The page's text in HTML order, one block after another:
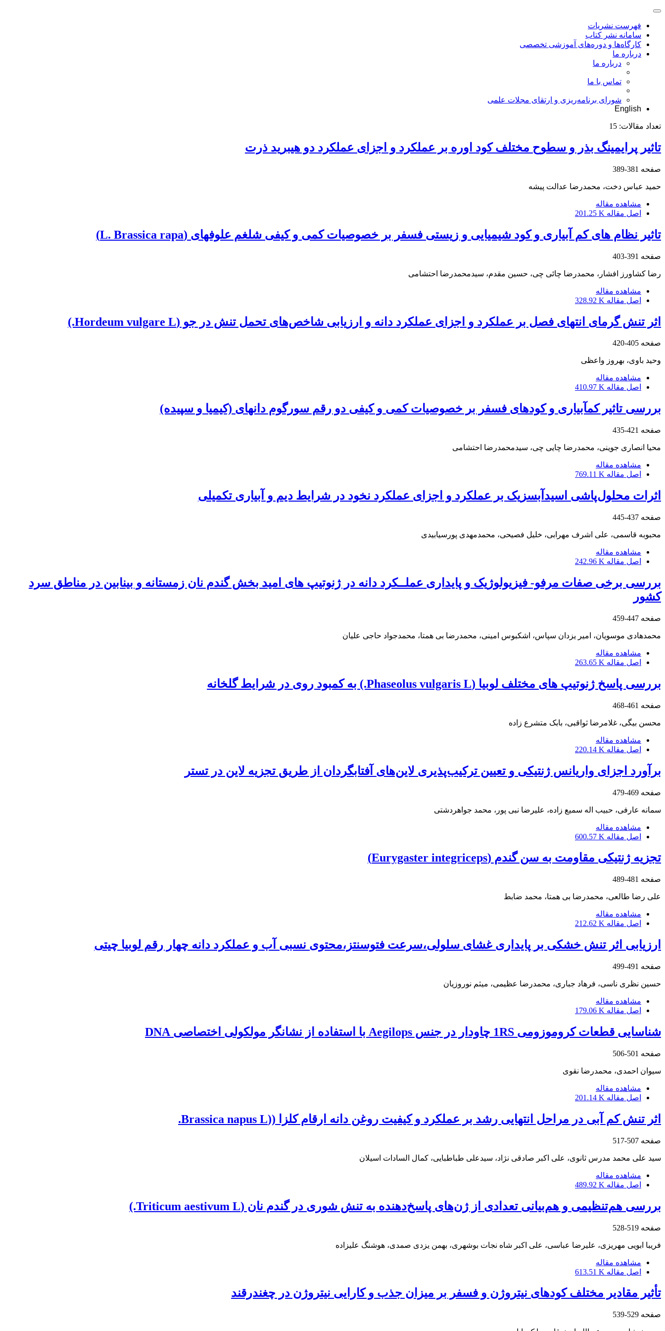
فهرست نشریات
سامانه نشر کتاب
کارگاه‌ها و دوره‌های آموزشی تخصصی
درباره ما
درباره ما
تماس با ما
شورای برنامه‌ریزی و ارتقای مجلات علمی
English
تعداد مقالات: 15
تاثیر پرایمینگ بذر و سطوح مختلف کود اوره بر عملکرد و اجزای عملکرد دو هیبرید ذرت
صفحه 381-389
حمید عباس دخت، محمدرضا عدالت پیشه
مشاهده مقاله
اصل مقاله 201.25 K
تاثیر نظام های کم آبیاری و کود شیمیایی و زیستی فسفر بر خصوصیات کمی و کیفی شلغم علوفه‏ای (L. Brassica rapa)
صفحه 391-403
رضا کشاورز افشار، محمدرضا چائی چی، حسین مقدم، سیدمحمدرضا احتشامی
مشاهده مقاله
اصل مقاله 328.92 K
اثر تنش گرمای انتهای فصل بر عملکرد و اجزای عملکرد دانه و ارزیابی شاخص‌های تحمل تنش در جو (Hordeum vulgare L.)
صفحه 405-420
وحید باوی، بهروز واعظی
مشاهده مقاله
اصل مقاله 410.97 K
بررسی تاثیر کم‏آبیاری و کودهای فسفر بر خصوصیات‏ کمی و کیفی دو رقم سورگوم دانه‏ای (کیمیا و سپیده)
صفحه 421-435
محیا انصاری جوینی، محمدرضا چایی چی، سیدمحمدرضا احتشامی
مشاهده مقاله
اصل مقاله 769.11 K
اثرات محلول‌پاشی اسیدآبسزیک بر عملکرد و اجزای عملکرد نخود در شرایط دیم و آبیاری تکمیلی
صفحه 437-445
محبوبه قاسمی، علی اشرف مهرابی، خلیل فصیحی، محمدمهدی پورسیابیدی
مشاهده مقاله
اصل مقاله 242.96 K
بررسی برخی صفات مرفو- فیزیولوژیک و پایداری عملــکرد دانه در ژنوتیپ های امید بخش گندم نان زمستانه و بینابین در مناطق سرد
کشور
صفحه 447-459
محمدهادی موسویان، امیر یزدان سپاس، اشکبوس امینی، محمدرضا بی همتا، محمدجواد حاجی علیان
مشاهده مقاله
اصل مقاله 263.65 K
بررسی پاسخ ژنوتیپ های مختلف لوبیا (Phaseolus vulgaris L.) به کمبود روی در شرایط گلخانه
صفحه 461-468
محسن بیگی، غلامرضا ثواقبی، بابک متشرع زاده
مشاهده مقاله
اصل مقاله 220.14 K
برآورد اجزای واریانس ژنتیکی و تعیین ترکیب‌پذیری لاین‌های آفتابگردان از طریق تجزیه لاین در تستر
صفحه 469-479
سمانه عارفی، حبیب اله سمیع زاده، علیرضا نبی پور، محمد جواهردشتی
مشاهده مقاله
اصل مقاله 600.57 K
تجزیه ژنتیکی مقاومت به سن گندم (Eurygaster integriceps)
صفحه 481-489
علی رضا طالعی، محمدرضا بی همتا، محمد ضابط
مشاهده مقاله
اصل مقاله 212.62 K
ارزیابی اثر تنش خشکی بر پایداری غشای سلولی،سرعت فتوسنتز،محتوی نسبی آب و عملکرد دانه چهار رقم لوبیا چیتی
صفحه 491-499
حسین نظری ناسی، فرهاد جباری، محمدرضا عظیمی، میثم نوروزیان
مشاهده مقاله
اصل مقاله 179.06 K
شناسایی قطعات کروموزومی 1RS چاودار در جنس Aegilops با استفاده از نشانگر مولکولی اختصاصی DNA
صفحه 501-506
سیوان احمدی، محمدرضا نقوی
مشاهده مقاله
اصل مقاله 201.14 K
اثر تنش کم آبی در مراحل انتهایی رشد بر عملکرد و کیفیت روغن دانه ارقام کلزا ((Brassica napus L.
صفحه 507-517
سید علی محمد مدرس ثانوی، علی اکبر صادقی نژاد، سیدعلی طباطبایی، کمال السادات اسیلان
مشاهده مقاله
اصل مقاله 489.92 K
بررسی هم‌تنظیمی و هم‌بیانی تعدادی از ژن‌های پاسخ‌دهنده به تنش شوری در گندم نان (Triticum aestivum L.)
صفحه 519-528
فریبا ابویی مهریزی، علیرضا عباسی، علی اکبر شاه نجات بوشهری، بهمن یزدی صمدی، هوشنگ علیزاده
مشاهده مقاله
اصل مقاله 613.51 K
تأثیر مقادیر مختلف کودهای نیتروژن و فسفر بر میزان جذب و کارایی نیتروژن در چغندرقند
صفحه 529-539